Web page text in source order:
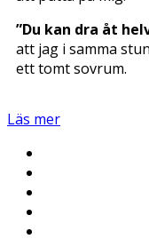
”Du kan dra åt
att jag i samma
ett tomt sovrum.
Läs mer